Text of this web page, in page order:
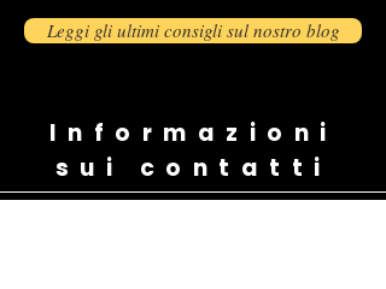
Leggi gli ultimi consigli sul nostro blog
Informazioni
sui contatti